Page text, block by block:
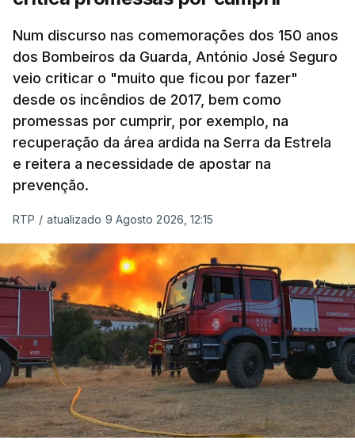
Num discurso nas comemorações dos 150 anos
dos Bombeiros da Guarda, António José Seguro
veio criticar o "muito que ficou por fazer"
desde os incêndios de 2017, bem como
promessas por cumprir, por exemplo, na
recuperação da área ardida na Serra da Estrela
e reitera a necessidade de apostar na
prevenção.
RTP / atualizado 9 Agosto 2026, 12:15